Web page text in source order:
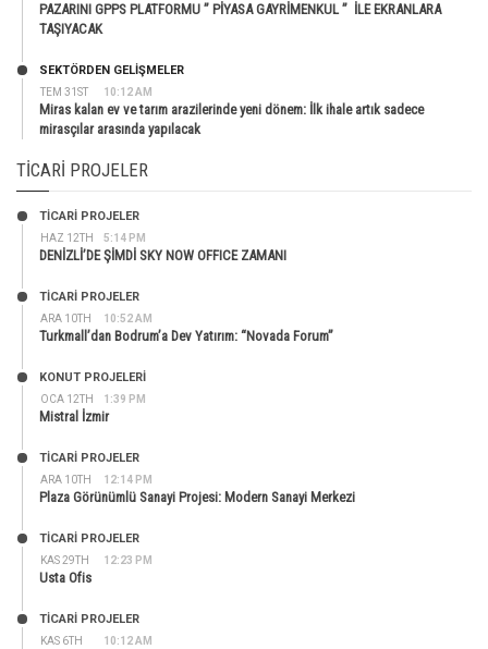
PAZARINI GPPS PLATFORMU ” PİYASA GAYRİMENKUL ” İLE EKRANLARA
TAŞIYACAK
TEM 31ST 10:12 AM
SEKTÖRDEN GELIŞMELER
Miras kalan ev ve tarım arazilerinde yeni dönem: İlk ihale artık sadece
mirasçılar arasında yapılacak
TICARI PROJELER
HAZ 12TH 5:14 PM
TİCARİ PROJELER
DENİZLİ’DE ŞİMDİ SKY NOW OFFICE ZAMANI
ARA 10TH 10:52 AM
TİCARİ PROJELER
Turkmall’dan Bodrum’a Dev Yatırım: “Novada Forum”
OCA 12TH 1:39 PM
KONUT PROJELERI
Mistral İzmir
ARA 10TH 12:14 PM
TİCARİ PROJELER
Plaza Görünümlü Sanayi Projesi: Modern Sanayi Merkezi
KAS 29TH 12:23 PM
TİCARİ PROJELER
Usta Ofis
KAS 6TH 10:12 AM
TİCARİ PROJELER